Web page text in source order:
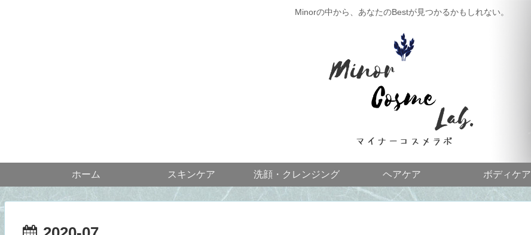
Minorの中から、あなたのBestが見つかるかもしれない。
ホーム スキンケア 洗顔・クレンジング ヘアケア ボディケア